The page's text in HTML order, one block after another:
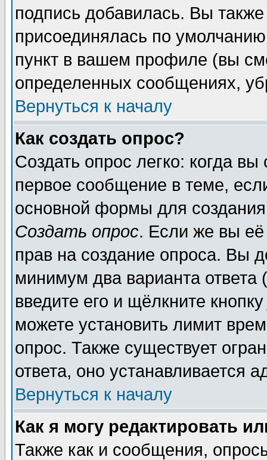
подпись добавилась. Вы
присоединялась по
пункт в вашем профиле (вы
определенных сообщениях,
Вернуться к началу
Как создать опрос?
Создать опрос легко: когда
первое сообщение в теме,
основной формы для
Создать опрос. Если же вы её
прав на создание опроса. Вы
минимум два варианта ответа
введите его и щёлкните
можете установить лимит
опрос. Также существует
ответа, оно устанавливается
Вернуться к началу
Как я могу редактировать
Также как и сообщения,